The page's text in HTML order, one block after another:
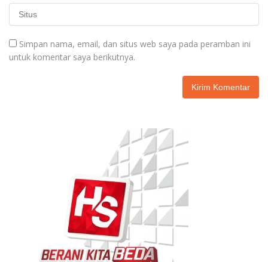
Simpan nama, email, dan situs web saya pada peramban ini
untuk komentar saya berikutnya.